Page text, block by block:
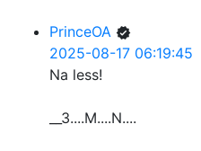
PrinceOA
2025-08-17 06:19:45
Na less!
__3....M....N....